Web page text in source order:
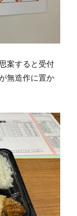
案すると受付
無造作に置か